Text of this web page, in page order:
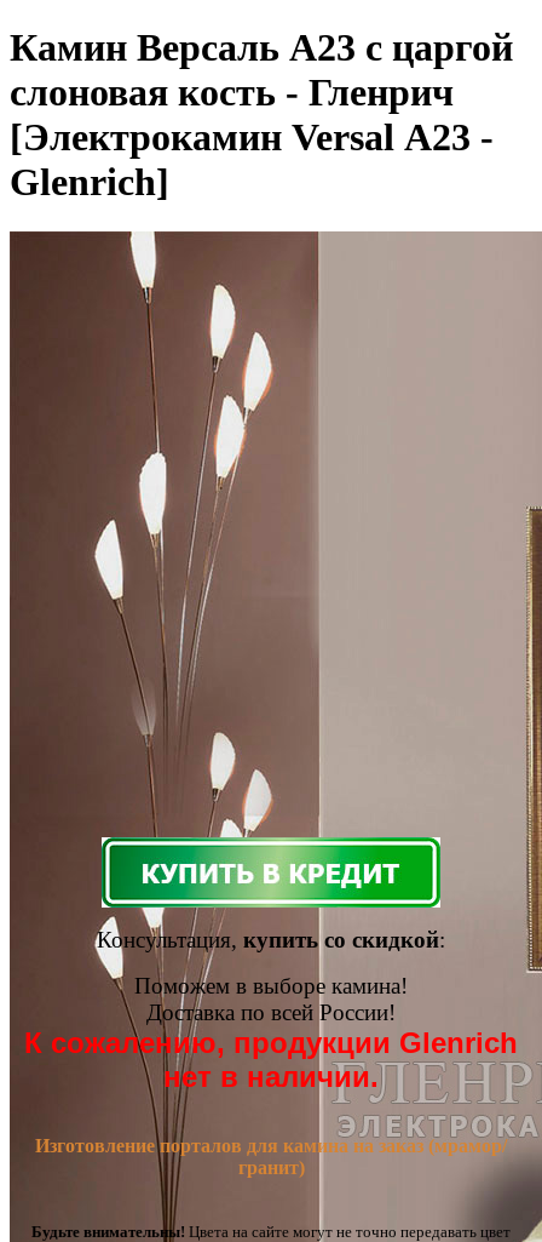
Камин Версаль A23 с царгой
слоновая кость - Гленрич
[Электрокамин Versal А23 -
Glenrich]
Консультация, купить со скидкой:
Поможем в выборе камина!
Доставка по всей России!
К сожалению, продукции Glenrich
нет в наличии.
Изготовление порталов для камина на заказ (мрамор/
гранит)
Будьте внимательны! Цвета на сайте могут не точно передавать цвет